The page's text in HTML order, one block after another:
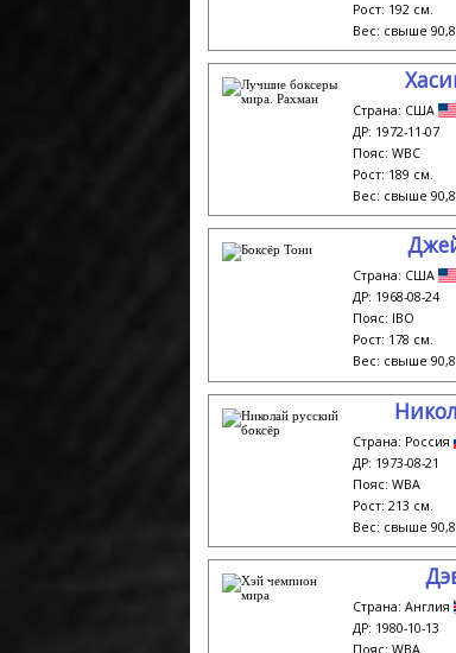
Рост: 192 см.
Вес: свыше
Страна: США
ДР: 1972-11-07
Пояс: WBC
Рост: 189 см.
Вес: свыше
Страна: США
ДР: 1968-08-24
Пояс: IBO
Рост: 178 см.
Вес: свыше
Страна: Россия
ДР: 1973-08-21
Пояс: WBA
Рост: 213 см.
Вес: свыше
Страна: Англия
ДР: 1980-10-13
Пояс: WBА